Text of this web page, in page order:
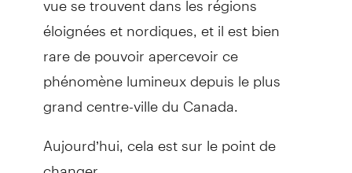
éloignées et nordiques, et il est bien
rare de pouvoir apercevoir ce
phénomène lumineux depuis le plus
grand centre-ville du Canada.
Aujourd’hui, cela est sur le point de
changer.